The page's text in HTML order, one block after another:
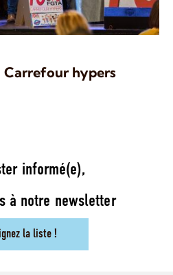
Carrefour hypers
informé(e),
à notre newsletter
la liste !